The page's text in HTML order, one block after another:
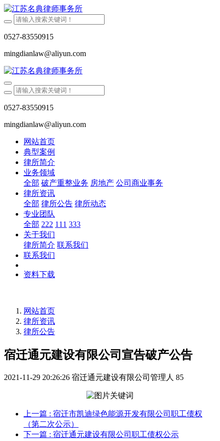
0527-83550915
mingdianlaw@aliyun.com
0527-83550915
mingdianlaw@aliyun.com
网站首页
典型案例
律所简介
业务领域
全部 破产重整业务 房地产 公司商业事务
律所资讯
全部 律所公告 律所动态
专业团队
全部 222 111 333
关于我们
律所简介 联系我们
联系我们
资料下载
网站首页
律所资讯
律所公告
宿迁通元建设有限公司宣告破产公告
2021-11-29 20:26:26 宿迁通元建设有限公司管理人 85
上一篇 : 宿迁市凯迪绿色能源开发有限公司职工债权
（第二次公示）
下一篇 : 宿迁通元建设有限公司职工债权公示